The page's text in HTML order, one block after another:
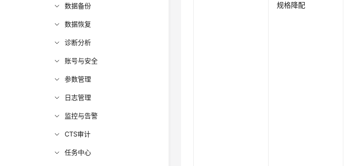
数据备份
数据恢复
诊断分析
账号与安全
参数管理
日志管理
监控与告警
CTS审计
任务中心
规格降配